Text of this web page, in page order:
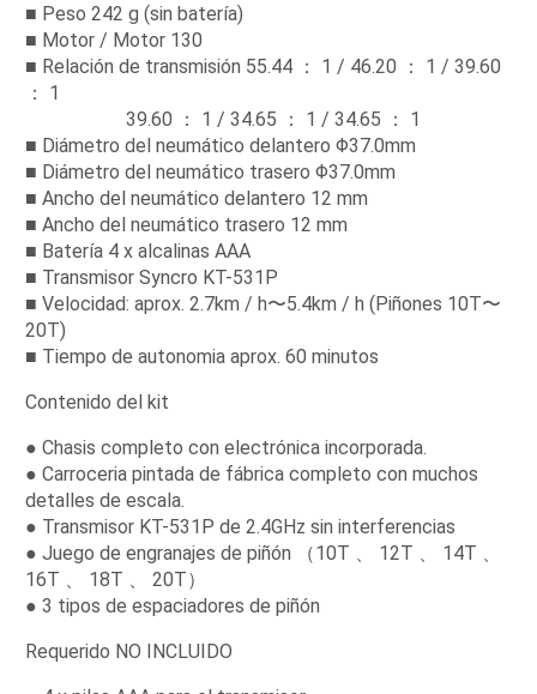
■ Peso 242 g (sin batería)
■ Motor / Motor 130
■ Relación de transmisión 55.44 ： 1 / 46.20 ： 1 / 39.60
： 1
39.60 ： 1 / 34.65 ： 1 / 34.65 ： 1
■ Diámetro del neumático delantero Φ37.0mm
■ Diámetro del neumático trasero Φ37.0mm
■ Ancho del neumático delantero 12 mm
■ Ancho del neumático trasero 12 mm
■ Batería 4 x alcalinas AAA
■ Transmisor Syncro KT-531P
■ Velocidad: aprox. 2.7km / h〜5.4km / h (Piñones 10T〜
20T)
■ Tiempo de autonomia aprox. 60 minutos
Contenido del kit
● Chasis completo con electrónica incorporada.
● Carroceria pintada de fábrica completo con muchos
detalles de escala.
● Transmisor KT-531P de 2.4GHz sin interferencias
● Juego de engranajes de piñón （10T 、 12T 、 14T 、
16T 、 18T 、 20T）
● 3 tipos de espaciadores de piñón
Requerido NO INCLUIDO